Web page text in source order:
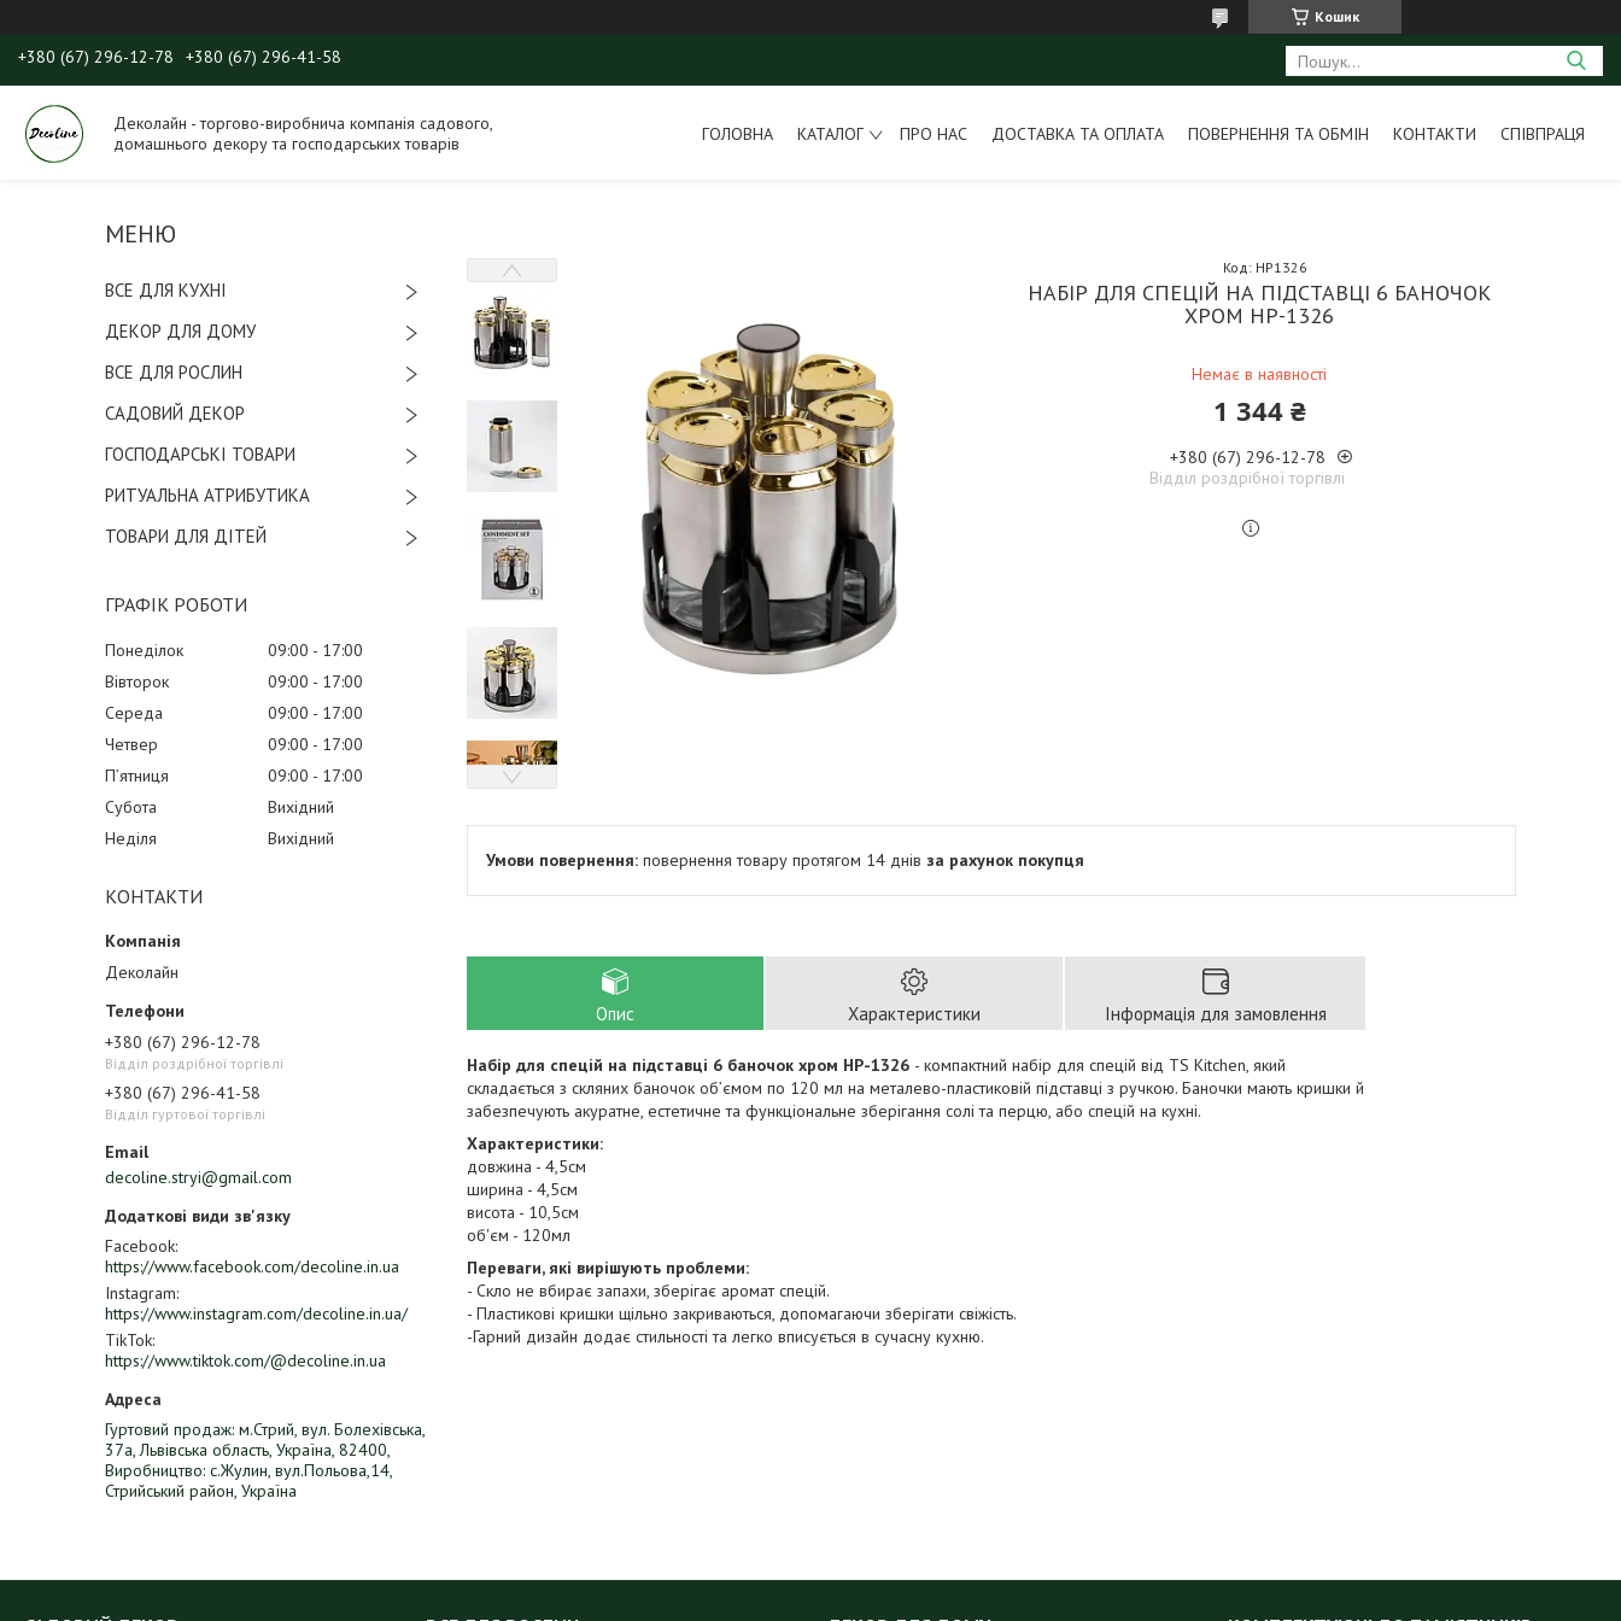
Кошик
+380 (67) 296-12-78 +380 (67) 296-41-58
Деколайн - торгово-виробнича компанія садового,
домашнього декору та господарських товарів
ГОЛОВНА КАТАЛОГ ПРО НАС ДОСТАВКА ТА ОПЛАТА ПОВЕРНЕННЯ ТА ОБМІН КОНТАКТИ СПІВПРАЦЯ
ВСЕ ДЛЯ КУХНІ
ДЕКОР ДЛЯ ДОМУ
ВСЕ ДЛЯ РОСЛИН
САДОВИЙ ДЕКОР
ГОСПОДАРСЬКІ ТОВАРИ
РИТУАЛЬНА АТРИБУТИКА
ТОВАРИ ДЛЯ ДІТЕЙ
ГРАФІК РОБОТИ
Понеділок 09:00
17:00
Вівторок
09:00
17:00
Середа
09:00
17:00
Четвер
09:00
17:00
Пʼятниця
09:00
17:00
Субота
Вихідний
Неділя
Вихідний
КОНТАКТИ
Деколайн
+380 (67) 296-12-78
Відділ роздрібної торгівлі
+380 (67) 296-41-58
Відділ гуртової торгівлі
decoline.stryi@gmail.com
Facebook
https://www.facebook.com/decoline.in.ua
Instagram
https://www.instagram.com/decoline.in.ua/
TikTok
https://www.tiktok.com/@decoline.in.ua
Гуртовий продаж: м.Стрий, вул. Болехівська,
37а, Львівська область, Україна, 82400,
Виробництво: с.Жулин, вул.Польова,14,
Стрийський район, Україна
НАБІР ДЛЯ СПЕЦІЙ НА ПІДСТАВЦІ 6 БАНОЧОК
ХРОМ НР-1326
Немає в наявності
Код: HP1326
1 344 ₴
+380 (67) 296-12-78
Відділ роздрібної торгівлі
повернення товару протягом 14 днів за рахунок покупця
Опис Характеристики Інформація для замовлення
Набір для спецій на підставці 6 баночок хром НР-1326 - компактний набір для спецій від TS Kitchen, який
складається з скляних баночок об’ємом по 120 мл на металево-пластиковій підставці з ручкою. Баночки мають кришки й
забезпечують акуратне, естетичне та функціональне зберігання солі та перцю, або спецій на кухні.
Характеристики:
довжина - 4,5см
ширина - 4,5см
висота - 10,5см
об'єм - 120мл
Переваги, які вирішують проблеми:
- Скло не вбирає запахи, зберігає аромат спецій.
- Пластикові кришки щільно закриваються, допомагаючи зберігати свіжість.
-Гарний дизайн додає стильності та легко вписується в сучасну кухню.